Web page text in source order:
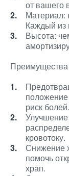
от вашего
Материал:
Каждый из
Высота:
Преимущества
риск болей.
кровотоку.
Снижение
помочь
храп.